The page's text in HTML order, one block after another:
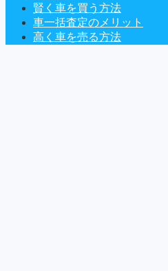
賢く車を買う方法
車一括査定のメリット
高く車を売る方法